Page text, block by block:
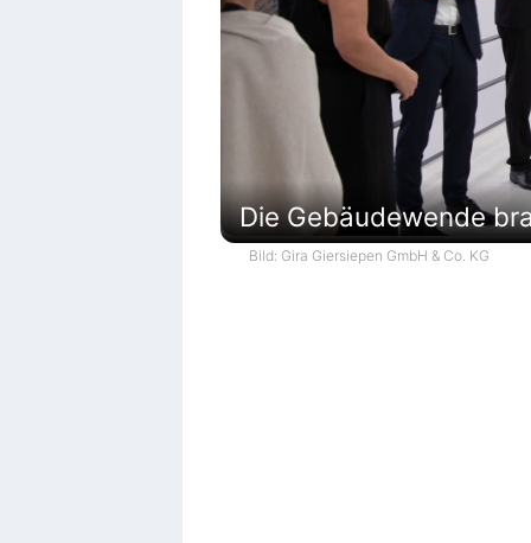
Die Gebäudewende
Bild: Gira Giersiepen GmbH & Co. KG